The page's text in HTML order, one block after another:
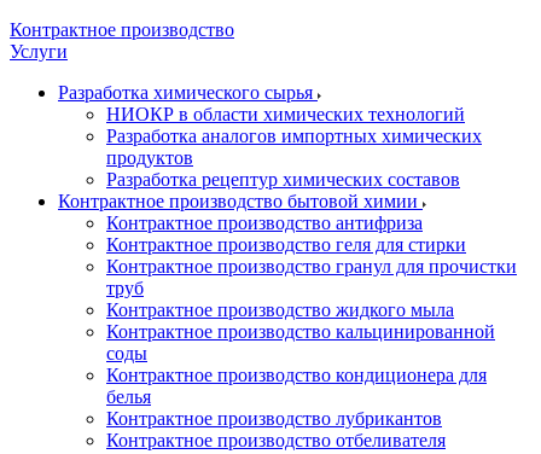
Контрактное производство
Услуги
Разработка химического сырья
НИОКР в области химических технологий
Разработка аналогов импортных химических
продуктов
Разработка рецептур химических составов
Контрактное производство бытовой химии
Контрактное производство антифриза
Контрактное производство геля для стирки
Контрактное производство гранул для прочистки
труб
Контрактное производство жидкого мыла
Контрактное производство кальцинированной
соды
Контрактное производство кондиционера для
белья
Контрактное производство лубрикантов
Контрактное производство отбеливателя